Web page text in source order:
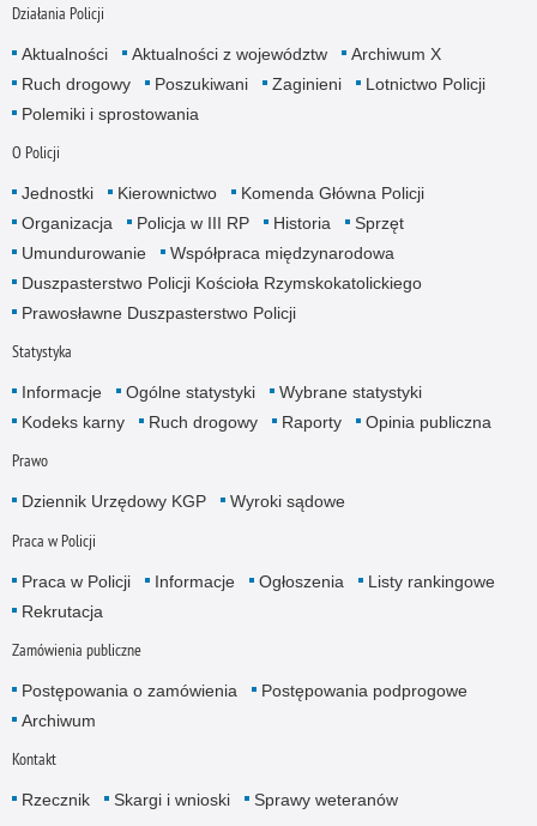
Działania Policji
Aktualności Aktualności z województw
Archiwum X
Ruch drogowy
Poszukiwani Zaginieni
Lotnictwo Policji
Polemiki i sprostowania
O Policji
Jednostki Kierownictwo
Komenda Główna Policji
Organizacja
Policja w III RP Historia
Sprzęt
Umundurowanie
Współpraca międzynarodowa
Duszpasterstwo Policji Kościoła Rzymskokatolickiego
Prawosławne Duszpasterstwo Policji
Statystyka
Informacje Ogólne statystyki
Wybrane statystyki
Kodeks karny
Ruch drogowy Raporty Opinia publiczna
Prawo
Dziennik Urzędowy KGP Wyroki sądowe
Praca w Policji
Praca w Policji Informacje Ogłoszenia
Listy rankingowe
Rekrutacja
Zamówienia publiczne
Postępowania o zamówienia
Postępowania podprogowe
Archiwum
Kontakt
Rzecznik Skargi i wnioski Sprawy weteranów